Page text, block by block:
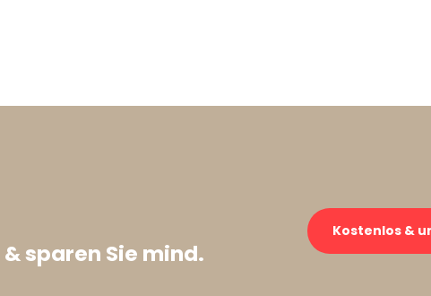
& sparen Sie mind.
Kostenlos &